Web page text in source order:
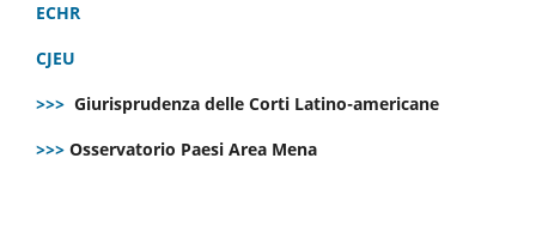
ECHR
CJEU
>>> Giurisprudenza delle Corti Latino-americane
>>> Osservatorio Paesi Area Mena